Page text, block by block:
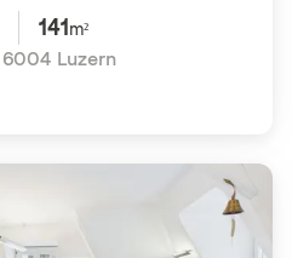
141 m²
6004 Luzern